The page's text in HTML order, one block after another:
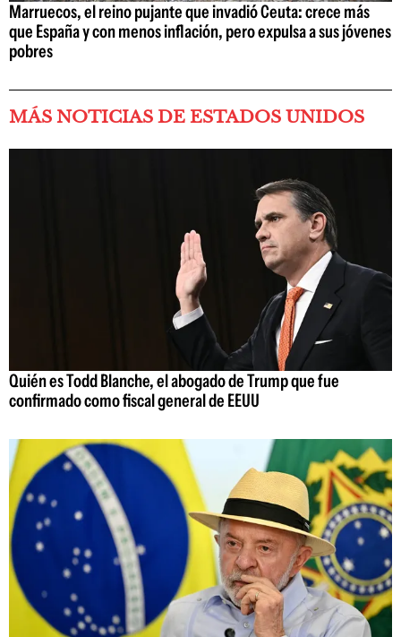
Marruecos, el reino pujante que invadió Ceuta: crece más
que España y con menos inflación, pero expulsa a sus jóvenes
pobres
MÁS NOTICIAS DE ESTADOS UNIDOS
Quién es Todd Blanche, el abogado de Trump que fue
confirmado como fiscal general de EEUU